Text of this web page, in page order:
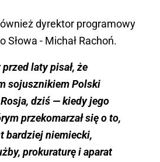
dyrektor programowy
Słowa - Michał Rachoń.
laty pisał, że
sojusznikiem Polski
dziś — kiedy jego
przekomarzał się o to,
bardziej niemiecki,
prokuraturę i aparat